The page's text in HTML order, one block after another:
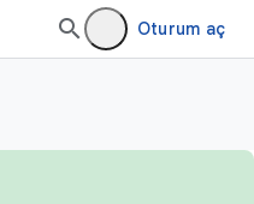
Oturum aç